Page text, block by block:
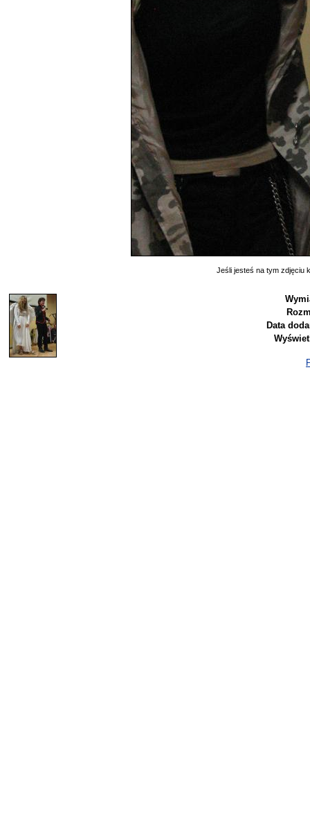
Jeśli jesteś na tym zdjęciu
Data